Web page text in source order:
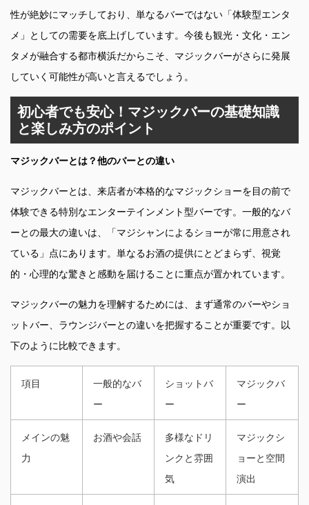
性が絶妙にマッチしており、単なるバーではない「体験型エンタ
メ」としての需要を底上げしています。今後も観光・文化・エン
タメが融合する都市横浜だからこそ、マジックバーがさらに発展
していく可能性が高いと言えるでしょう。
初心者でも安心！マジックバーの基礎知識
と楽しみ方のポイント
マジックバーとは？他のバーとの違い
マジックバーとは、来店者が本格的なマジックショーを目の前で
体験できる特別なエンターテインメント型バーです。一般的なバ
ーとの最大の違いは、「マジシャンによるショーが常に用意され
ている」点にあります。単なるお酒の提供にとどまらず、視覚
的・心理的な驚きと感動を届けることに重点が置かれています。
マジックバーの魅力を理解するためには、まず通常のバーやショ
ットバー、ラウンジバーとの違いを把握することが重要です。以
下のように比較できます。
項目
一般的なバ
ー
ショットバ
ー
マジックバ
ー
メインの魅
力
お酒や会話
多様なドリ
ンクと雰囲
気
マジックシ
ョーと空間
演出